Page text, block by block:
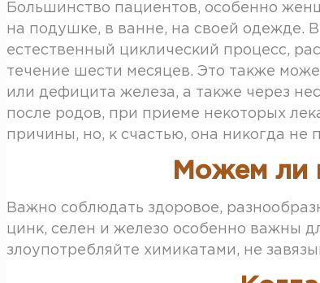
Большинство пациентов, особенно
на подушке, в ванне, на своей одежде. В
естественный циклический процесс,
течение шести месяцев. Это также
или дефицита железа, а также через
после родов, при приеме некоторых
причины, но, к счастью, она никогда
Можем ли
Важно соблюдать здоровое,
цинк, селен и железо особенно важны
злоупотребляйте химикатами, не